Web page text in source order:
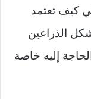
كيف تعتمد
الذراعين
إليه خاصة